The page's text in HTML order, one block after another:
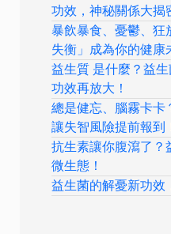
功效，神秘關係大揭
暴飲暴食、憂鬱、狂
失衡」成為你的健康
益生質 是什麼？益
功效再放大！
總是健忘、腦霧卡卡
讓失智風險提前報到
抗生素讓你腹瀉了？
微生態！
益生菌的解憂新功效